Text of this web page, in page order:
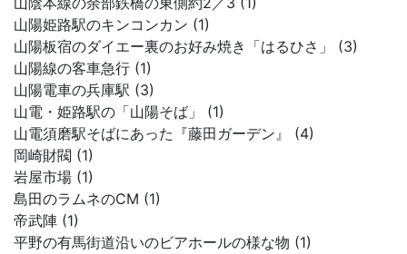
山陽姫路駅のキンコンカン (1)
山陽板宿のダイエー裏のお好み焼き「はるひさ」 (3)
山陽線の客車急行 (1)
山陽電車の兵庫駅 (3)
山電・姫路駅の「山陽そば」 (1)
山電須磨駅そばにあった『藤田ガーデン』 (4)
岡崎財閥 (1)
岩屋市場 (1)
島田のラムネのCM (1)
帝武陣 (1)
平野の有馬街道沿いのビアホールの様な物 (1)